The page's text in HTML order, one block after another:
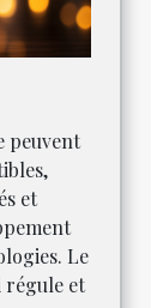
peuvent
et
Le
régule et